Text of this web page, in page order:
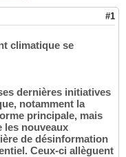
#1
climatique se
dernières initiatives
notamment la
principale, mais
les nouveaux
de désinformation
Ceux-ci allèguent